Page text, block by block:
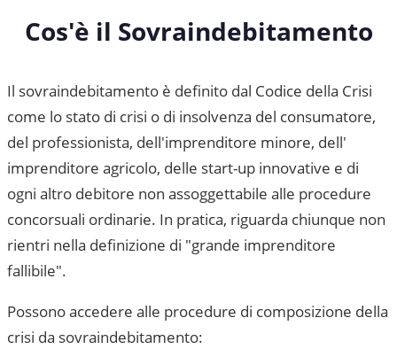
Cos'è il Sovraindebitamento
Il sovraindebitamento è definito dal Codice della Crisi
come lo stato di crisi o di insolvenza del consumatore,
del professionista, dell'imprenditore minore, dell'
imprenditore agricolo, delle start-up innovative e di
ogni altro debitore non assoggettabile alle procedure
concorsuali ordinarie. In pratica, riguarda chiunque non
rientri nella definizione di "grande imprenditore
fallibile".
Possono accedere alle procedure di composizione della
crisi da sovraindebitamento: